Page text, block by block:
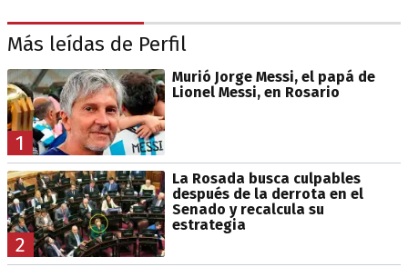
Más leídas de Perfil
1
Murió Jorge Messi, el papá de
Lionel Messi, en Rosario
2
La Rosada busca culpables
después de la derrota en el
Senado y recalcula su
estrategia